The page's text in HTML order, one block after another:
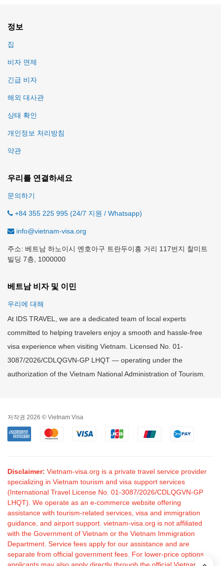
정보
집
비자 면제
긴급 비자
해외 대사관
상태 확인
개인정보 처리방침
약관
우리를 연결하세요
문의하기
+84 355 225 995 (24/7 지원 / Whatsapp)
info@vietnam-visa.org
주소: 베트남 하노이시 옌호아구 트란두이흥 거리 117번지 찰미트
빌딩 7층, 1000000
베트남 비자 및 이민
우리에 대해
At IDS TRAVEL, we are a dedicated team of local experts
committed to helping travelers enjoy a smooth and hassle-free
visa experience when visiting Vietnam. Licensed No. 01-
3087/2026/CDLQGVN-GP LHQT — operating under the
authorization of the Vietnam National Administration of Tourism.
저작권 2026 © Vietnam Visa
Disclaimer: Vietnam-visa.org is a private travel service provider
specializing in Vietnam tourism and visa support services
(International Travel License No. 01-3087/2026/CDLQGVN-GP
LHQT). We operate as an e-commerce website offering
assistance with tourism-related services, visa and immigration
guidance, and airport support. vietnam-visa.org is not affiliated
with the Government of Vietnam or the Vietnam Immigration
Department. Service fees apply for our assistance and are
separate from official government fees. For lower-price options,